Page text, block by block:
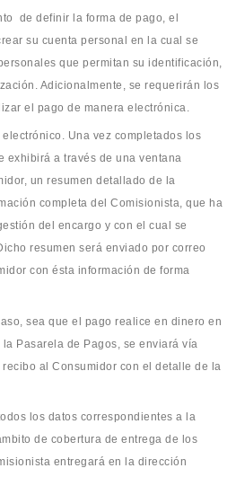
de definir la forma de pago, el
su cuenta personal en la cual se
que permitan su identificación,
Adicionalmente, se requerirán los
el pago de manera electrónica.
Una vez completados los
exhibirá a través de una ventana
un resumen detallado de la
completa del Comisionista, que ha
del encargo y con el cual se
resumen será enviado por correo
con ésta información de forma
sea que el pago realice en dinero en
Pasarela de Pagos, se enviará vía
al Consumidor con el detalle de la
los datos correspondientes a la
de cobertura de entrega de los
entregará en la dirección